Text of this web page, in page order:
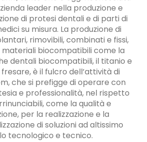
leader nella produzione e
di protesi dentali e di parti di
su misura. La produzione di
rimovibili, combinati e fissi,
biocompatibili come la
dentali biocompatibili, il titanio e
è il fulcro dell’attività di
che si prefigge di operare con
e professionalità, nel rispetto
come la qualità e
per la realizzazione e la
di soluzioni ad altissimo
tecnologico e tecnico.